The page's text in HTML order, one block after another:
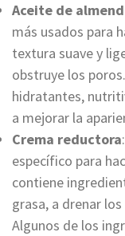
Aceite de
más usados para
textura suave y
obstruye los
hidratantes,
a mejorar la
Crema reductora
específico para
contiene
grasa, a drenar
Algunos de los